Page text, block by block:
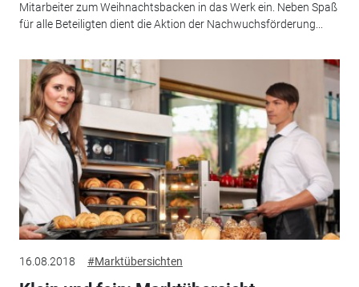
Mitarbeiter zum Weihnachtsbacken in das Werk ein. Neben Spaß
für alle Beteiligten dient die Aktion der Nachwuchsförderung...
16.08.2018 #Marktübersichten